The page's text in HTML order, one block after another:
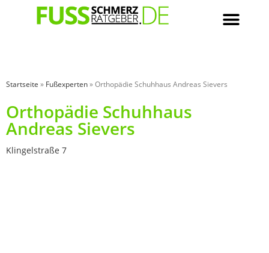
Startseite » Fußexperten»Orthopädie Schuhhaus Andreas Sievers
Orthopädie Schuhhaus
Andreas Sievers
Klingelstraße 7